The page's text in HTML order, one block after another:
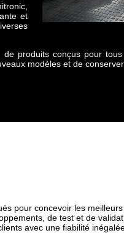
et
produits conçus pour
modèles et de
pour concevoir les
de test et de
avec une fiabilité